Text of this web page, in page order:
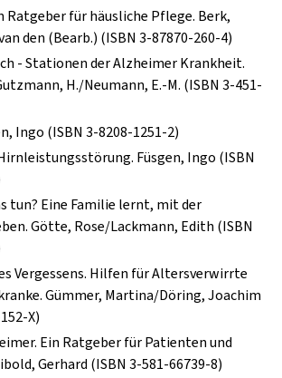
Ratgeber für häusliche Pflege. Berk,
den (Bearb.) (ISBN 3-87870-260-4)
- Stationen der Alzheimer Krankheit.
H./Neumann, E.-M. (ISBN 3-451-
Ingo (ISBN 3-8208-1251-2)
Füsgen, Ingo (ISBN
tun? Eine Familie lernt, mit der
Götte, Rose/Lackmann, Edith (ISBN
Vergessens. Hilfen für Altersverwirrte
Gümmer, Martina/Döring, Joachim
X)
Ein Ratgeber für Patienten und
Gerhard (ISBN 3-581-66739-8)